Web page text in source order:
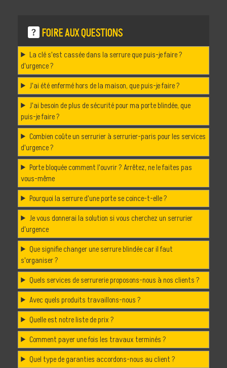
FOIRE AUX QUESTIONS
La clé s'est cassée dans la serrure que puis-je faire ?
d'urgence ?
J'ai été enfermé hors de la maison, que puis-je faire ?
J'ai besoin de plus de sécurité pour ma porte blindée, que
puis-je faire ?
Combien coûte un serrurier à serrurier-paris pour les services
d'urgence ?
Porte bloquée comment l'ouvrir ? Arrêtez, ne le faites pas
vous-même
Pourquoi la serrure d'une porte se coince-t-elle ?
Je vous donnerai la solution si vous cherchez un serrurier
d'urgence
Que signifie changer une serrure blindée car il faut
s'organiser ?
Quels services de serrurerie proposons-nous à nos clients ?
Avec quels produits travaillons-nous ?
Quelle est notre liste de prix ?
Comment payer une fois les travaux terminés ?
Quel type de garanties accordons-nous au client ?